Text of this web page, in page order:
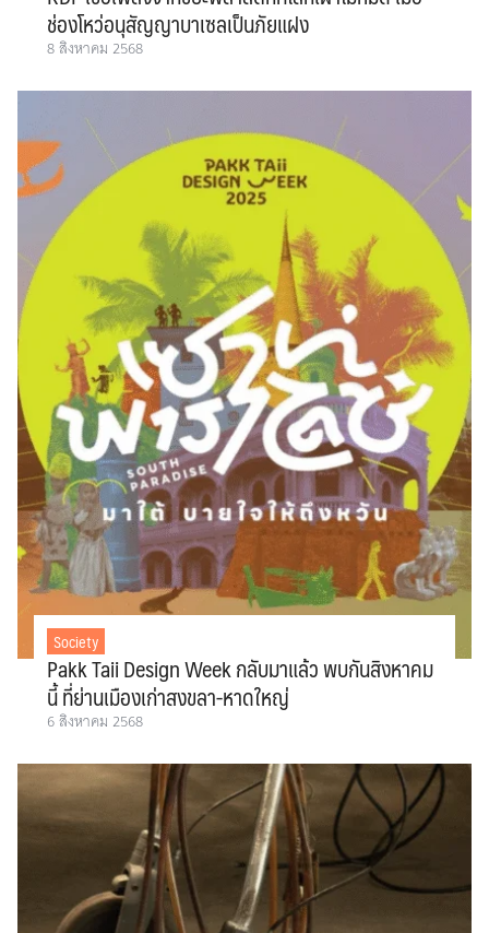
ช่องโหว่อนุสัญญาบาเซลเป็นภัยแฝง
8 สิงหาคม 2568
Society
Pakk Taii Design Week กลับมาแล้ว พบกันสิงหาคม
นี้ ที่ย่านเมืองเก่าสงขลา-หาดใหญ่
6 สิงหาคม 2568